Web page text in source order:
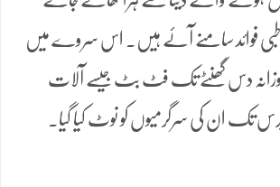
فوائد سامنے آئے ہیں۔ اس سروے میں
روزانہ دس گھنٹے تک فٹ بٹ جیسے آلات
تک ان کی سرگرمیوں کو نوٹ کیا گیا۔